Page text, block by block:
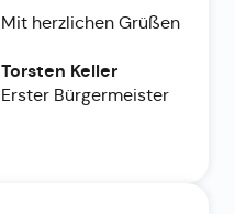
Mit herzlichen Grüßen
Torsten Keller
Erster Bürgermeister